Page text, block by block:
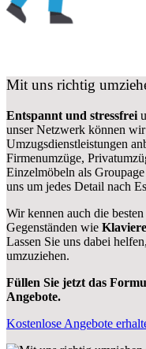
Mit uns richtig
Entspannt und stressfrei
unser Netzwerk können
Umzugsdienstleistungen
Firmenumzüge,
Einzelmöbeln als
uns um jedes Detail nach
Wir kennen auch die
Gegenständen wie
Lassen Sie uns dabei
umzuziehen.
Füllen Sie jetzt das
Angebote.
Kostenlose Angebote